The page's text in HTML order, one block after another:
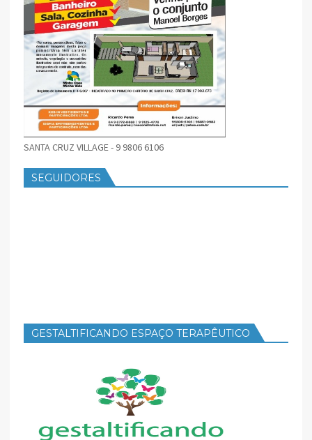
SANTA CRUZ VILLAGE - 9 9806 6106
SEGUIDORES
GESTALTIFICANDO ESPAÇO TERAPÊUTICO